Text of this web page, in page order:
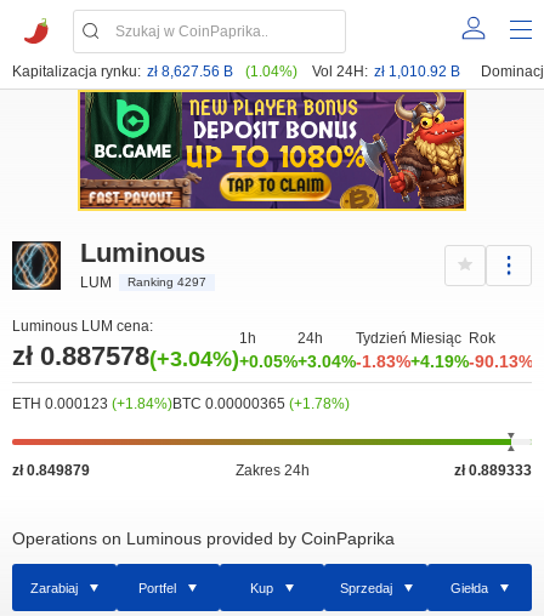
Kapitalizacja rynku: zł 8,627.56 B (1.04%) Vol 24H: zł 1,010.92 B
Luminous
LUM Ranking 4297
Luminous LUM cena:
zł 0.887578(+3.04%)
1h
+0.05%
24h
+3.04%
Tydzień
-1.83%
Miesiąc
+4.19%
Rok
-90.13%
ETH 0.000123 (+1.84%)BTC 0.00000365 (+1.78%)
zł 0.849879 Zakres 24h zł 0.889333
Operations on Luminous provided by CoinPaprika
Zarabiaj Portfel Kup Sprzedaj Giełda